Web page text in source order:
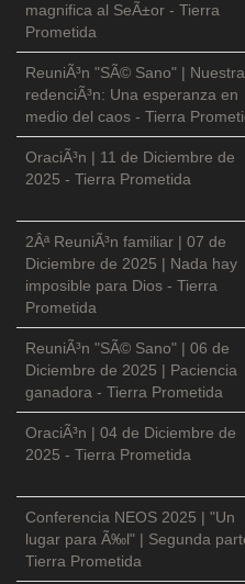
magnifica al SeÃ±or - Tierra
Prometida
ReuniÃ³n "SÃ© Sano" | Nuestra
redenciÃ³n: Una esperanza en
medio del caos - Tierra
OraciÃ³n | 11 de Diciembre de
2025 - Tierra Prometida
2Âª ReuniÃ³n familiar | 07 de
Diciembre de 2025 | Nada hay
imposible para Dios - Tierra
Prometida
ReuniÃ³n "SÃ© Sano" | 06 de
Diciembre de 2025 | Paciencia
ganadora - Tierra Prometida
OraciÃ³n | 04 de Diciembre de
2025 - Tierra Prometida
Conferencia NEOS 2025 | "Un
lugar para Ã‰l" | Segunda
Tierra Prometida